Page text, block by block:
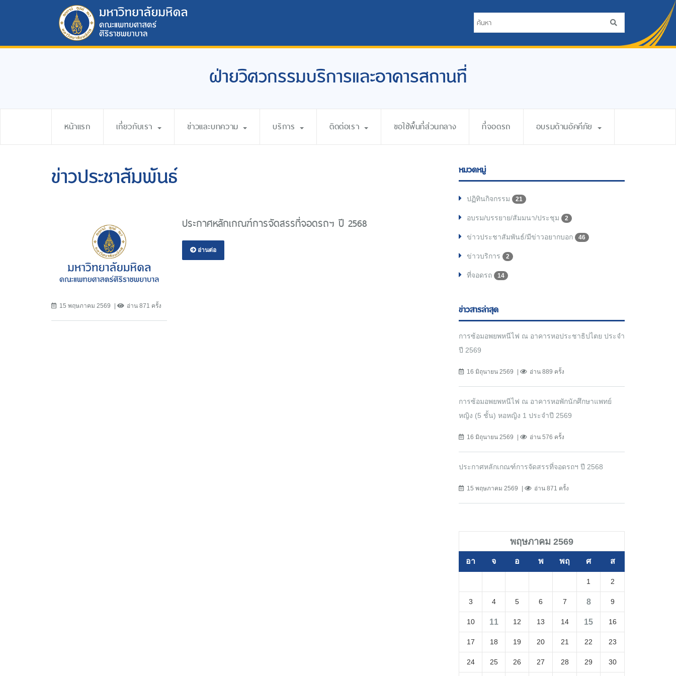
ฝ่ายวิศวกรรมบริการและอาคารสถานที่
หน้าแรก เกี่ยวกับเรา ข่าวและบทความ บริการ ติดต่อเรา ขอใช้พื้นที่ส่วนกลาง ที่จอดรถ อบรมด้านอัคคีภัย
ข่าวประชาสัมพันธ์
15 พฤษภาคม 2569 อ่าน 871 ครั้ง
ประกาศหลักเกณฑ์การจัดสรรที่จอดรถฯ ปี 2568
อ่านต่อ
หมวดหมู่
ปฏิทินกิจกรรม 21
อบรม/บรรยาย/สัมมนา/ประชุม 2
ข่าวประชาสัมพันธ์/มีข่าวอยากบอก 46
ข่าวบริการ 2
ที่จอดรถ 14
ข่าวสารล่าสุด
การซ้อมอพยพหนีไฟ ณ อาคารหอประชาธิปไตย ประจำ
ปี 2569
16 มิถุนายน 2569 อ่าน 889 ครั้ง
การซ้อมอพยพหนีไฟ ณ อาคารหอพักนักศึกษาแพทย์
หญิง (5 ชั้น) หอหญิง 1 ประจำปี 2569
16 มิถุนายน 2569 อ่าน 576 ครั้ง
ประกาศหลักเกณฑ์การจัดสรรที่จอดรถฯ ปี 2568
15 พฤษภาคม 2569 อ่าน 871 ครั้ง
พฤษภาคม 2569
อา จ อ พ พฤ ศ ส
1 2
3 4 5 6 7 8 9
10 11 12 13 14 15 16
17 18 19 20 21 22 23
24 25 26 27 28 29 30